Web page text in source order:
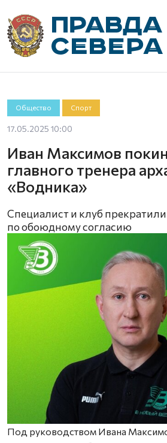
Общество Спорт
17.05.2025 10:00
Иван Максимов
главного тренера
«Водника»
Специалист и клуб
по обоюдному согласию
Под руководством Ивана